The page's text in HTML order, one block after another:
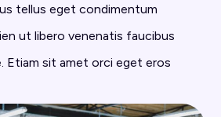
tellus eget condimentum
ut libero venenatis faucibus
Etiam sit amet orci eget eros